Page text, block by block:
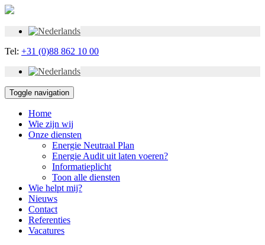
Tel: +31 (0)88 862 10 00
Toggle navigation
Home
Wie zijn wij
Onze diensten
Energie Neutraal Plan
Energie Audit uit laten voeren?
Informatieplicht
Toon alle diensten
Wie helpt mij?
Nieuws
Contact
Referenties
Vacatures